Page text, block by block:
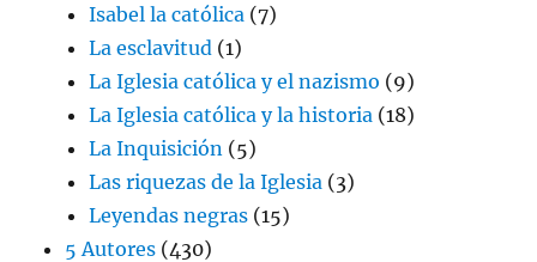
Isabel la católica (7)
La esclavitud (1)
La Iglesia católica y el nazismo (9)
La Iglesia católica y la historia (18)
La Inquisición (5)
Las riquezas de la Iglesia (3)
Leyendas negras (15)
5 Autores (430)